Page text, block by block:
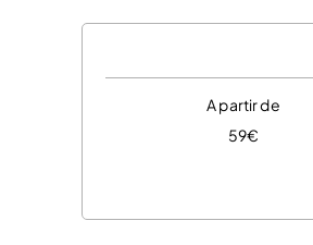
A partir de
59€